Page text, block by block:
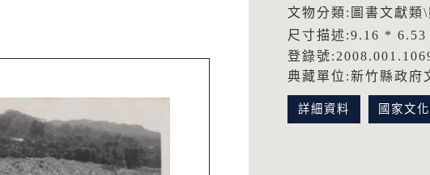
文物分類:圖書文獻類
尺寸描述:9.16 * 6.53
登錄號
典藏單位:新竹縣政府
詳細資料 國家文